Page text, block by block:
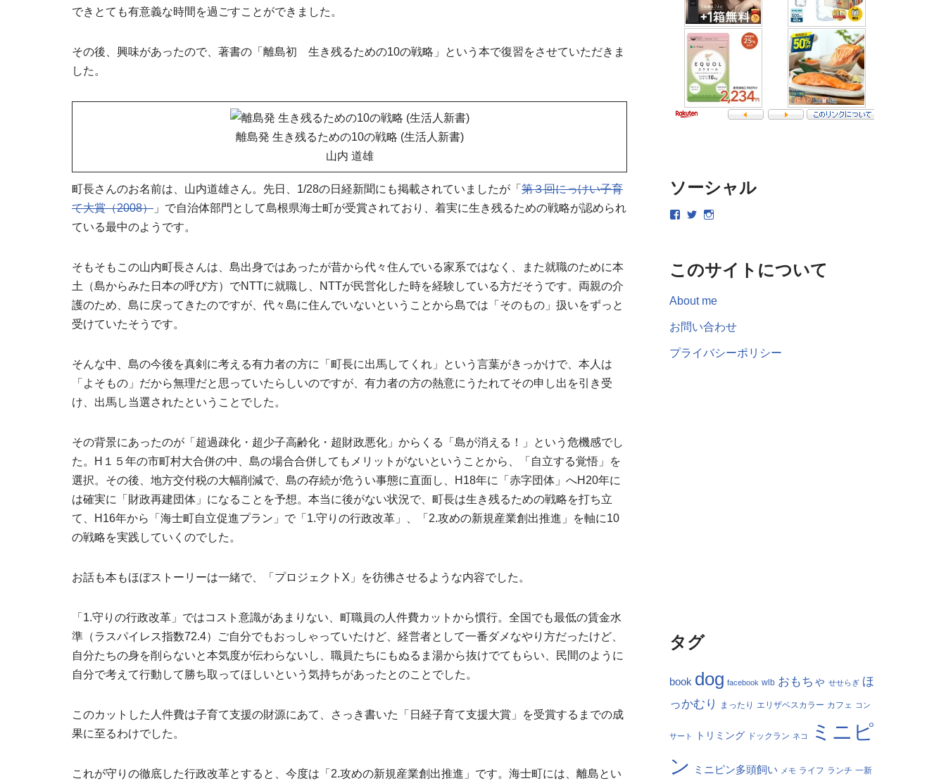
できとても有意義な時間を過ごすことができました。
その後、興味があったので、著書の「離島初 生き残るための10の戦略」という本で復習をさせていただきま
した。
離島発 生き残るための10の戦略 (生活人新書)
山内 道雄
町長さんのお名前は、山内道雄さん。先日、1/28の日経新聞にも掲載されていましたが「 第３回にっけい子育
て大賞（2008） 」で自治体部門として島根県海士町が受賞されており、着実に生き残るための戦略が認められ
ている最中のようです。
そもそもこの山内町長さんは、島出身ではあったが昔から代々住んでいる家系ではなく、また就職のために本
土（島からみた日本の呼び方）でNTTに就職し、NTTが民営化した時を経験している方だそうです。両親の介
護のため、島に戻ってきたのですが、代々島に住んでいないということから島では「そのもの」扱いをずっと
受けていたそうです。
そんな中、島の今後を真剣に考える有力者の方に「町長に出馬してくれ」という言葉がきっかけで、本人は
「よそもの」だから無理だと思っていたらしいのですが、有力者の方の熱意にうたれてその申し出を引き受
け、出馬し当選されたということでした。
その背景にあったのが「超過疎化・超少子高齢化・超財政悪化」からくる「島が消える！」という危機感でし
た。H１５年の市町村大合併の中、島の場合合併してもメリットがないということから、「自立する覚悟」を
選択。その後、地方交付税の大幅削減で、島の存続が危うい事態に直面し、H18年に「赤字団体」へH20年に
は確実に「財政再建団体」になることを予想。本当に後がない状況で、町長は生き残るための戦略を打ち立
て、H16年から「海士町自立促進プラン」で「1.守りの行政改革」、「2.攻めの新規産業創出推進」を軸に10
の戦略を実践していくのでした。
お話も本もほぼストーリーは一緒で、「プロジェクトX」を彷彿させるような内容でした。
「1.守りの行政改革」ではコスト意識があまりない、町職員の人件費カットから慣行。全国でも最低の賃金水
準（ラスパイレス指数72.4）ご自分でもおっしゃっていたけど、経営者として一番ダメなやり方だったけど、
自分たちの身を削らないと本気度が伝わらないし、職員たちにもぬるま湯から抜けでてもらい、民間のように
自分で考えて行動して勝ち取ってほしいという気持ちがあったとのことでした。
このカットした人件費は子育て支援の財源にあて、さっき書いた「日経子育て支援大賞」を受賞するまでの成
果に至るわけでした。
これが守りの徹底した行政改革とすると、今度は「2.攻めの新規産業創出推進」です。海士町には、離島とい
ソーシャル
このサイトについて
About me
お問い合わせ
プライバシーポリシー
タグ
book dog facebook wlb おもちゃ せせらぎ ほ
っかむり
まったり エリザベスカラー カフェ コン
サート トリミング ドックラン ネコ
ミニピ
ン
ミニピン多頭飼い メモ ライフ ランチ 一新